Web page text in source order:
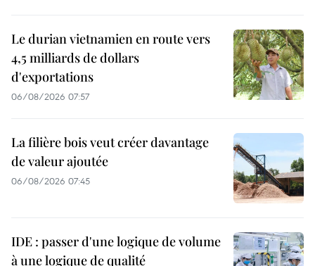
Le durian vietnamien en route vers
4,5 milliards de dollars
d'exportations
06/08/2026 07:57
La filière bois veut créer davantage
de valeur ajoutée
06/08/2026 07:45
IDE : passer d'une logique de volume
à une logique de qualité